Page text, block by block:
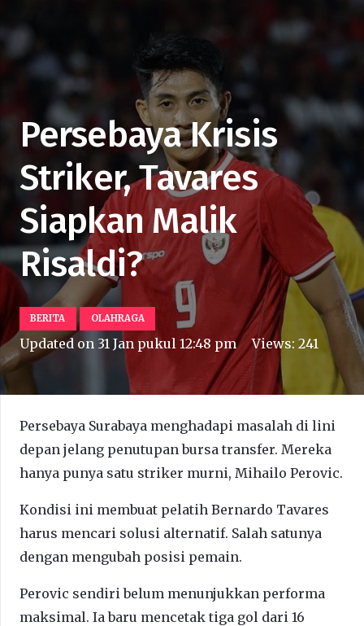
Persebaya Krisis
Striker, Tavares
Siapkan Malik
Risaldi?
BERITA OLAHRAGA
Updated on 31 Jan pukul 12:48 pm Views:241
Persebaya Surabaya menghadapi masalah di lini
depan jelang penutupan bursa transfer. Mereka
hanya punya satu striker murni, Mihailo Perovic.
Kondisi ini membuat pelatih Bernardo Tavares
harus mencari solusi alternatif. Salah satunya
dengan mengubah posisi pemain.
Perovic sendiri belum menunjukkan performa
maksimal. Ia baru mencetak tiga gol dari 16